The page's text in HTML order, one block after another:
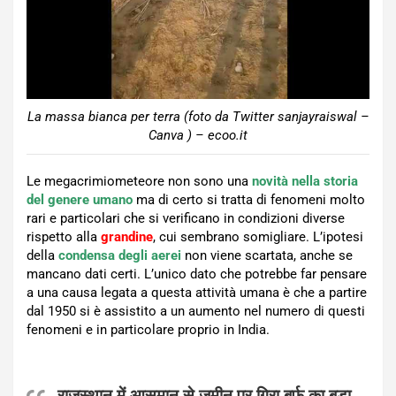
La massa bianca per terra (foto da Twitter sanjayraiswal –
Canva ) – ecoo.it
Le megacrimiometeore non sono una novità nella storia
del genere umano ma di certo si tratta di fenomeni molto
rari e particolari che si verificano in condizioni diverse
rispetto alla grandine, cui sembrano somigliare. L’ipotesi
della condensa degli aerei non viene scartata, anche se
mancano dati certi. L’unico dato che potrebbe far pensare
a una causa legata a questa attività umana è che a partire
dal 1950 si è assistito a un aumento nel numero di questi
fenomeni e in particolare proprio in India.